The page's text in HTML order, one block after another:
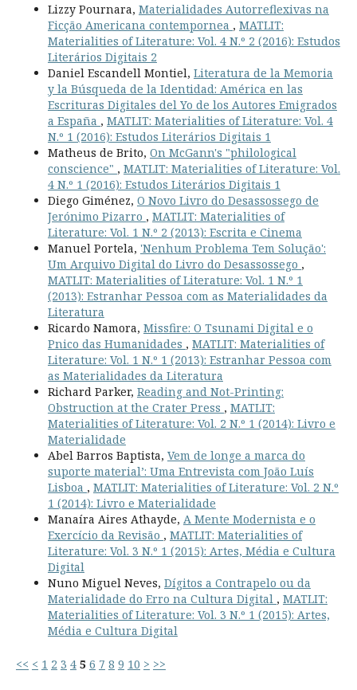
Lizzy Pournara, Materialidades Autorreflexivas na
Ficção Americana contempornea , MATLIT:
Materialities of Literature: Vol. 4 N.º 2 (2016): Estudos
Literários Digitais 2
Daniel Escandell Montiel, Literatura de la Memoria
y la Búsqueda de la Identidad: América en las
Escrituras Digitales del Yo de los Autores Emigrados
a España , MATLIT: Materialities of Literature: Vol. 4
N.º 1 (2016): Estudos Literários Digitais 1
Matheus de Brito, On McGann's "philological
conscience" , MATLIT: Materialities of Literature: Vol.
4 N.º 1 (2016): Estudos Literários Digitais 1
Diego Giménez, O Novo Livro do Desassossego de
Jerónimo Pizarro , MATLIT: Materialities of
Literature: Vol. 1 N.º 2 (2013): Escrita e Cinema
Manuel Portela, 'Nenhum Problema Tem Solução':
Um Arquivo Digital do Livro do Desassossego ,
MATLIT: Materialities of Literature: Vol. 1 N.º 1
(2013): Estranhar Pessoa com as Materialidades da
Literatura
Ricardo Namora, Missfire: O Tsunami Digital e o
Pnico das Humanidades , MATLIT: Materialities of
Literature: Vol. 1 N.º 1 (2013): Estranhar Pessoa com
as Materialidades da Literatura
Richard Parker, Reading and Not-Printing:
Obstruction at the Crater Press , MATLIT:
Materialities of Literature: Vol. 2 N.º 1 (2014): Livro e
Materialidade
Abel Barros Baptista, Vem de longe a marca do
suporte material’: Uma Entrevista com João Luís
Lisboa , MATLIT: Materialities of Literature: Vol. 2 N.º
1 (2014): Livro e Materialidade
Manaíra Aires Athayde, A Mente Modernista e o
Exercício da Revisão , MATLIT: Materialities of
Literature: Vol. 3 N.º 1 (2015): Artes, Média e Cultura
Digital
Nuno Miguel Neves, Dígitos a Contrapelo ou da
Materialidade do Erro na Cultura Digital , MATLIT:
Materialities of Literature: Vol. 3 N.º 1 (2015): Artes,
Média e Cultura Digital
<< < 1 2 3 4 5 6 7 8 9 10 > >>